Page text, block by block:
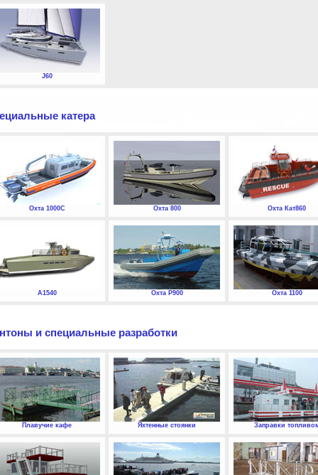
J60
катера
Охта 1000С Охта 800 Охта Кат860
А1540 Охта P900 Охта 1100
и специальные разработки
Плавучие кафе Яхтенные стоянки Заправки